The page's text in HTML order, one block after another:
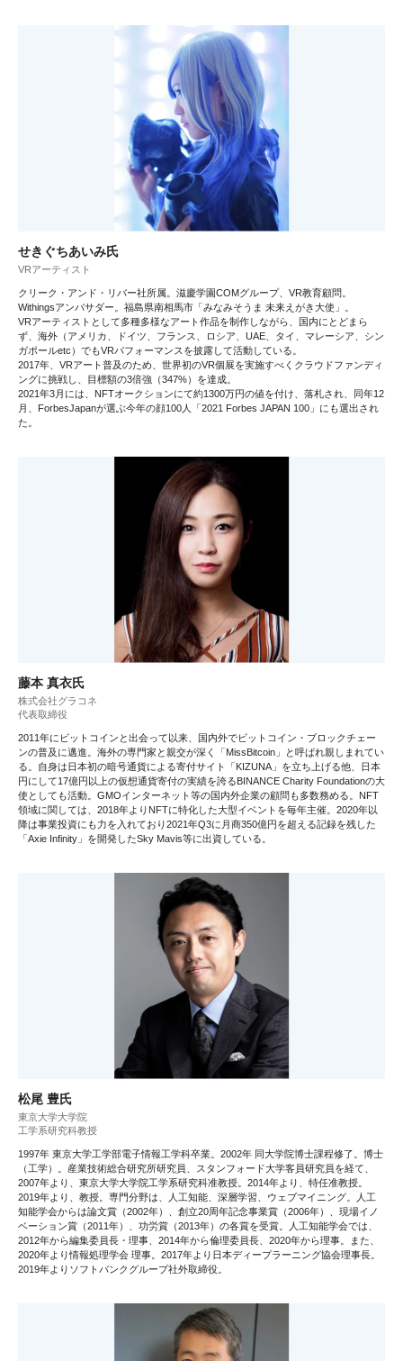
せきぐちあいみ氏
VRアーティスト
クリーク・アンド・リバー社所属。滋慶学園COMグループ、VR教育顧問。
Withingsアンバサダー。福島県南相馬市「みなみそうま 未来えがき大使」。
VRアーティストとして多種多様なアート作品を制作しながら、国内にとどまら
ず、海外（アメリカ、ドイツ、フランス、ロシア、UAE、タイ、マレーシア、シン
ガポールetc）でもVRパフォーマンスを披露して活動している。
2017年、VRアート普及のため、世界初のVR個展を実施すべくクラウドファンディ
ングに挑戦し、目標額の3倍強（347%）を達成。
2021年3月には、NFTオークションにて約1300万円の値を付け、落札され、同年12
月、ForbesJapanが選ぶ今年の顔100人「2021 Forbes JAPAN 100」にも選出され
た。
藤本 真衣氏
株式会社グラコネ
代表取締役
2011年にビットコインと出会って以来、国内外でビットコイン・ブロックチェー
ンの普及に邁進。海外の専門家と親交が深く「MissBitcoin」と呼ばれ親しまれてい
る。自身は日本初の暗号通貨による寄付サイト「KIZUNA」を立ち上げる他、日本
円にして17億円以上の仮想通貨寄付の実績を誇るBINANCE Charity Foundationの大
使としても活動。GMOインターネット等の国内外企業の顧問も多数務める。NFT
領域に関しては、2018年よりNFTに特化した大型イベントを毎年主催。2020年以
降は事業投資にも力を入れており2021年Q3に月商350億円を超える記録を残した
「Axie Infinity」を開発したSky Mavis等に出資している。
松尾 豊氏
東京大学大学院
工学系研究科教授
1997年 東京大学工学部電子情報工学科卒業。2002年 同大学院博士課程修了。博士
（工学）。産業技術総合研究所研究員、スタンフォード大学客員研究員を経て、
2007年より、東京大学大学院工学系研究科准教授。2014年より、特任准教授。
2019年より、教授。専門分野は、人工知能、深層学習、ウェブマイニング。人工
知能学会からは論文賞（2002年）、創立20周年記念事業賞（2006年）、現場イノ
ベーション賞（2011年）、功労賞（2013年）の各賞を受賞。人工知能学会では、
2012年から編集委員長・理事、2014年から倫理委員長、2020年から理事。また、
2020年より情報処理学会 理事。2017年より日本ディープラーニング協会理事長。
2019年よりソフトバンクグループ社外取締役。